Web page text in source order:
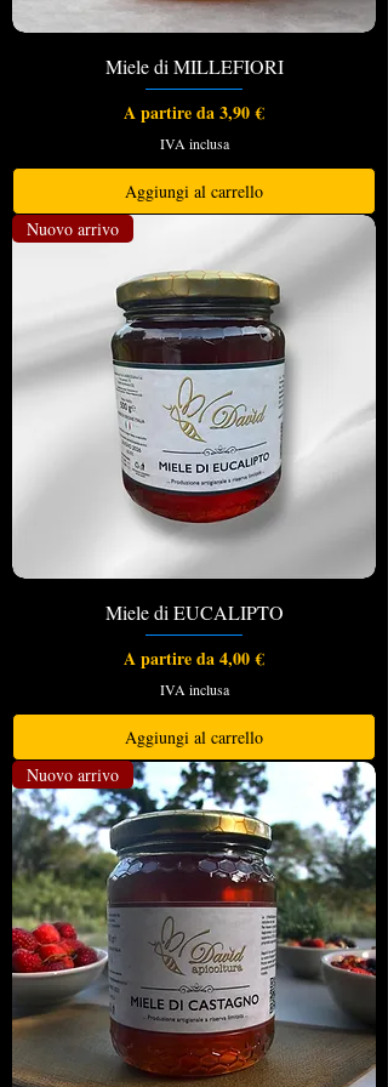
Miele di MILLEFIORI
A partire da3,90 €
Prezzo scontato
IVA inclusa
Aggiungi al carrello
Nuovo arrivo
Miele di EUCALIPTO
A partire da4,00 €
Prezzo scontato
IVA inclusa
Aggiungi al carrello
Nuovo arrivo